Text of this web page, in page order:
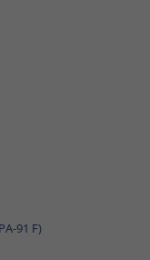
91 F)